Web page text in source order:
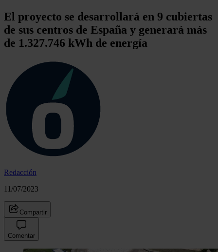
El proyecto se desarrollará en 9 cubiertas
de sus centros de España y generará más
de 1.327.746 kWh de energía
Redacción
11/07/2023
Compartir
Comentar